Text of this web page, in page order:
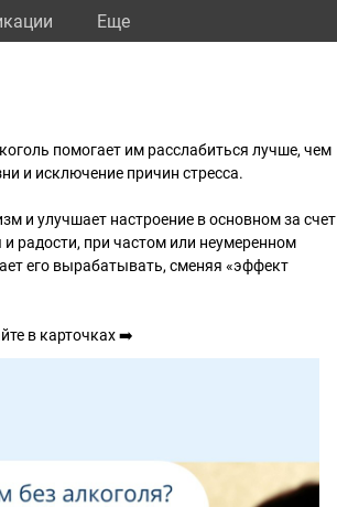
Eще
помогает им расслабиться лучше, чем
и исключение причин стресса.
и улучшает настроение в основном за счет
радости, при частом или неумеренном
его вырабатывать, сменяя «эффект
в карточках ➡️